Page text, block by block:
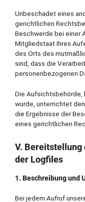
Unbeschadet eines
gerichtlichen
Beschwerde bei einer
Mitgliedstaat Ihres
des Orts des
sind, dass die
personenbezogenen
Die
wurde, unterrichtet
die Ergebnisse der
eines gerichtlichen
V. Bereitstellung
der Logfiles
1. Beschreibung und
Bei jedem Aufruf